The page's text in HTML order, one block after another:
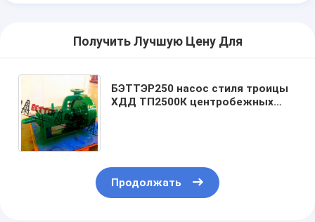
Получить Лучшую Цену Для
БЭТТЭР250 насос стиля троицы
ХДД ТП2500К центробежных
Продолжать